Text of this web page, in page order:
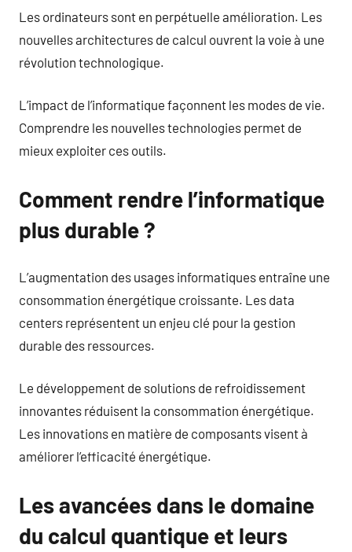
Les ordinateurs sont en perpétuelle amélioration. Les
nouvelles architectures de calcul ouvrent la voie à une
révolution technologique.
L’impact de l’informatique façonnent les modes de vie.
Comprendre les nouvelles technologies permet de
mieux exploiter ces outils.
Comment rendre l’informatique
plus durable ?
L’augmentation des usages informatiques entraîne une
consommation énergétique croissante. Les data
centers représentent un enjeu clé pour la gestion
durable des ressources.
Le développement de solutions de refroidissement
innovantes réduisent la consommation énergétique.
Les innovations en matière de composants visent à
améliorer l’efficacité énergétique.
Les avancées dans le domaine
du calcul quantique et leurs